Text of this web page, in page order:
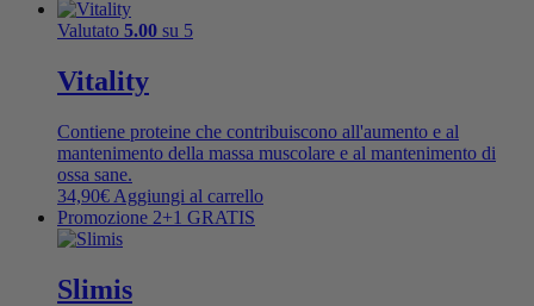
Valutato 5.00 su 5
Vitality
Contiene proteine ​​che contribuiscono all'aumento e al
mantenimento della massa muscolare e al mantenimento di
ossa sane.
34,90€ Aggiungi al carrello
Promozione 2+1 GRATIS
Slimis